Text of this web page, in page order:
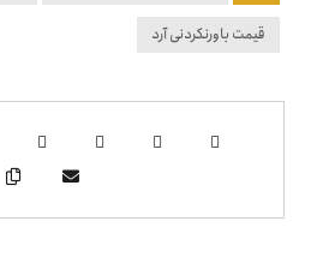
قیمت باورنکردنی آرد